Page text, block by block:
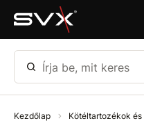
Ugrás az oldal fő részéhez
Írja be, mit keres
Kezdőlap Kötéltartozékok